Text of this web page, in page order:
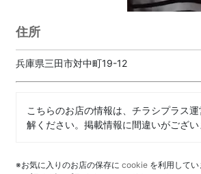
住所
兵庫県三田市対中町19-12
こちらのお店の情報は、チラシプラス
解ください。掲載情報に間違いがござ
※お気に入りのお店の保存に cookie を利用してい